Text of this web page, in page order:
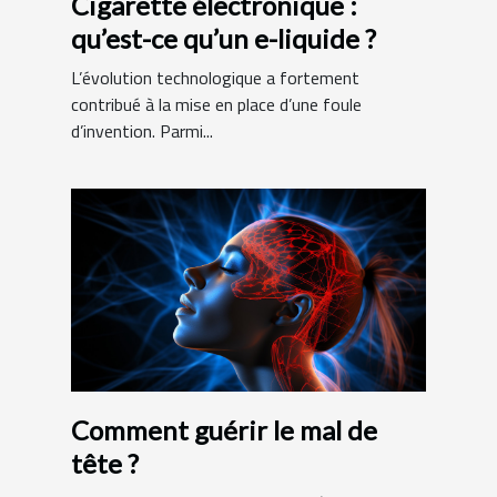
qu’est-ce qu’un e-liquide ?
L’évolution technologique a fortement
contribué à la mise en place d’une foule
d’invention. Parmi...
Comment guérir le mal de
tête ?